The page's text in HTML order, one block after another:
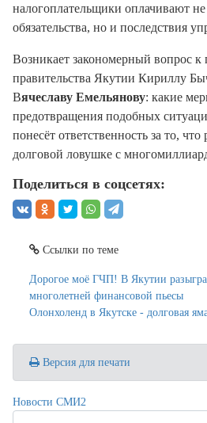
налогоплательщики оплачивают не
обязательства, но и последствия
Возникает закономерный вопрос к
правительства Якутии Кириллу
Вячеславу Емельянову: какие
предотвращения подобных
понесёт ответственность за то, что
долговой ловушке с
Поделиться в соцсетях:
Ссылки по теме
Дорогое моё ГЧП! В Якутии
многолетней финансовой пьесы
Олонхоленд в Якутске - долговая
Версия для печати
Новости СМИ2